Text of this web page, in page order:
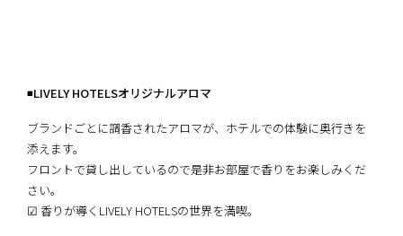
◾️LIVELY HOTELSオリジナルアロマ
ブランドごとに調香されたアロマが、ホテルでの体験に奥行きを
添えます。
フロントで貸し出しているので是非お部屋で香りをお楽しみくだ
さい。
☑︎ 香りが導くLIVELY HOTELSの世界を満喫。